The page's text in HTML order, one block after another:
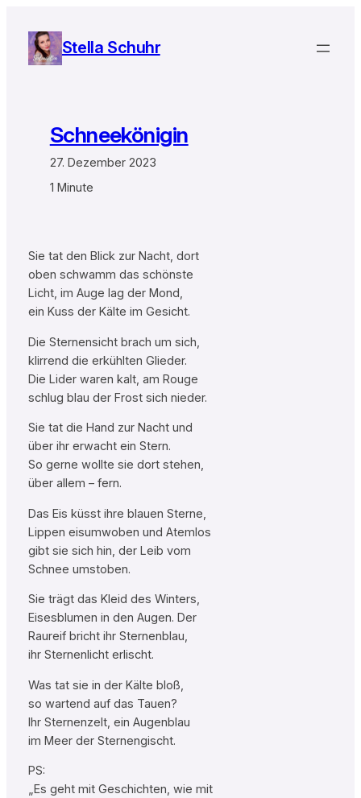
Inhalt
springen
Stella Schuhr
Schneekönigin
27. Dezember 2023
1 Minute
Sie tat den Blick zur Nacht, dort
oben schwamm das schönste
Licht, im Auge lag der Mond,
ein Kuss der Kälte im Gesicht.
Die Sternensicht brach um sich,
klirrend die erkühlten Glieder.
Die Lider waren kalt, am Rouge
schlug blau der Frost sich nieder.
Sie tat die Hand zur Nacht und
über ihr erwacht ein Stern.
So gerne wollte sie dort stehen,
über allem – fern.
Das Eis küsst ihre blauen Sterne,
Lippen eisumwoben und Atemlos
gibt sie sich hin, der Leib vom
Schnee umstoben.
Sie trägt das Kleid des Winters,
Eisesblumen in den Augen. Der
Raureif bricht ihr Sternenblau,
ihr Sternenlicht erlischt.
Was tat sie in der Kälte bloß,
so wartend auf das Tauen?
Ihr Sternenzelt, ein Augenblau
im Meer der Sternengischt.
PS:
„Es geht mit Geschichten, wie mit